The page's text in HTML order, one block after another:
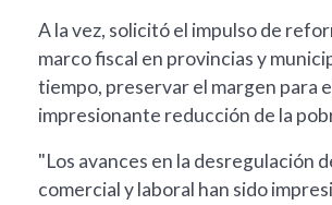
A la vez, solicitó el impulso de
marco fiscal en provincias y
tiempo, preservar el margen para
impresionante reducción de la
"Los avances en la desregulación
comercial y laboral han sido